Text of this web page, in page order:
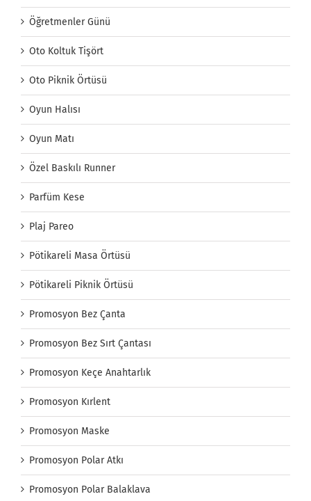
Öğretmenler Günü
Oto Koltuk Tişört
Oto Piknik Örtüsü
Oyun Halısı
Oyun Matı
Özel Baskılı Runner
Parfüm Kese
Plaj Pareo
Pötikareli Masa Örtüsü
Pötikareli Piknik Örtüsü
Promosyon Bez Çanta
Promosyon Bez Sırt Çantası
Promosyon Keçe Anahtarlık
Promosyon Kırlent
Promosyon Maske
Promosyon Polar Atkı
Promosyon Polar Balaklava